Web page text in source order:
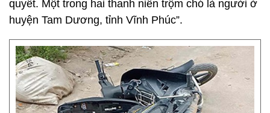
quyết. Một trong hai thanh niên trộm chó là người ở
huyện Tam Dương, tỉnh Vĩnh Phúc”.